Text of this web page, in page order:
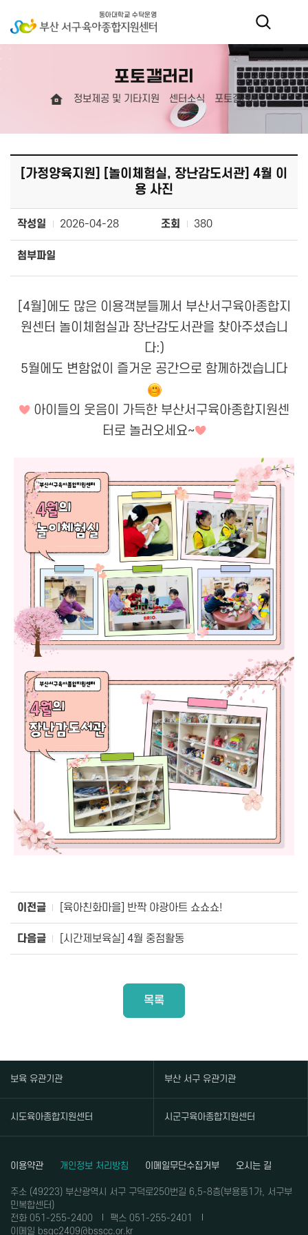
포토갤러리
정보제공 및 기타지원 센터소식 포토갤러리
[가정양육지원] [놀이체험실, 장난감도서관] 4월 이
용 사진
작성일 2026-04-28 조회 380
첨부파일
[4월]에도 많은 이용객분들께서 부산서구육아종합지
원센터 놀이체험실과 장난감도서관을 찾아주셨습니
다:)
5월에도 변함없이 즐거운 공간으로 함께하겠습니다
♥ 아이들의 웃음이 가득한 부산서구육아종합지원센
터로 놀러오세요~♥
이전글 [육아친화마을] 반짝 야광아트 쇼쇼쇼!
다음글 [시간제보육실] 4월 중점활동
목록
보육 유관기관 부산 서구 유관기관
시도육아종합지원센터 시군구육아종합지원센터
이용약관 개인정보 처리방침 이메일무단수집거부 오시는 길
주소 (49223) 부산광역시 서구 구덕로250번길 6,5-8층(부용동1가, 서구부
민복합센터)
전화 051-255-2400
팩스 051-255-2401
이메일 bsgc2409@bsscc.or.kr